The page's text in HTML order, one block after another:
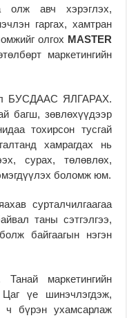
олж авч хэрэглэх,
гаргах, хамтран
олгох MASTER
маркетингийн
БУСДААС ЯЛГАРАХ.
багш, зөвлөхүүдээр
тохирсон тусгай
хамрагдах нь
сурах, төлөвлөх,
боломж юм.
сурталчилгаагаа
таны сэтгэлгээ,
байгаагын нэгэн
маркетингийн
үе шинэчлэгдэж,
ч бүрэн ухамсарлаж